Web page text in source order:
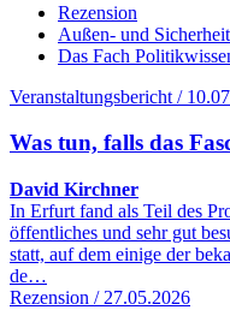
Rezension
Außen- und
Das Fach
Veranstaltungsbericht /
Was tun, falls das
David Kirchner
In Erfurt fand als Teil des
öffentliches und sehr gut
statt, auf dem einige der
de…
Rezension / 27.05.2026